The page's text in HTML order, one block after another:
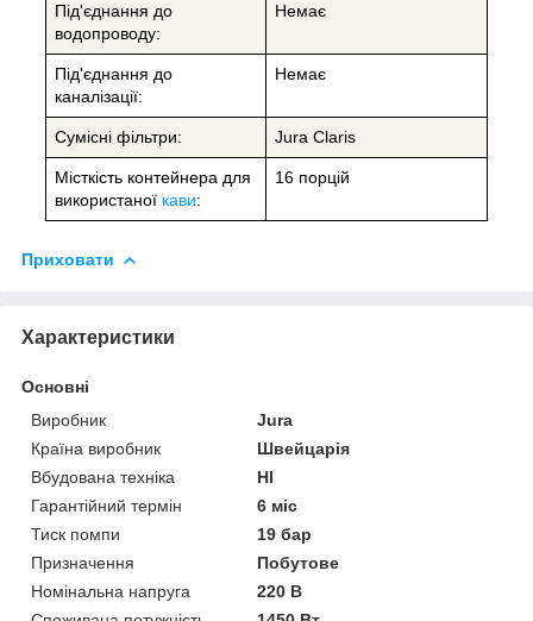
Під'єднання до
водопроводу:
Немає
Під'єднання до
каналізації:
Немає
Сумісні фільтри: Jura Claris
Місткість контейнера для
використаної кави:
16 порцій
Приховати
Характеристики
Основні
Виробник
Jura
Країна виробник
Швейцарія
Вбудована техніка
НІ
Гарантійний термін
6 міс
Тиск помпи
19 бар
Призначення
Побутове
Номінальна напруга
220 В